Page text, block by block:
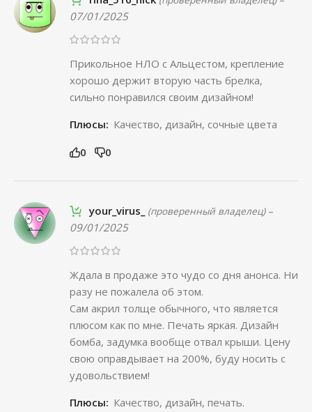
07/01/2025
Прикольное НЛО с Альцестом, крепление
хорошо держит вторую часть брелка,
сильно понравился своим дизайном!
Плюсы: Качество, дизайн, сочные цвета
0 0
your_virus_ (проверенный владелец) –
09/01/2025
Ждала в продаже это чудо со дня анонса. Ни
разу не пожалела об этом.
Сам акрил толще обычного, что является
плюсом как по мне. Печать яркая. Дизайн
бомба, задумка вообще отвал крыши. Цену
свою оправдывает на 200%, буду носить с
удовольствием!
Плюсы: Качество, дизайн, печать.